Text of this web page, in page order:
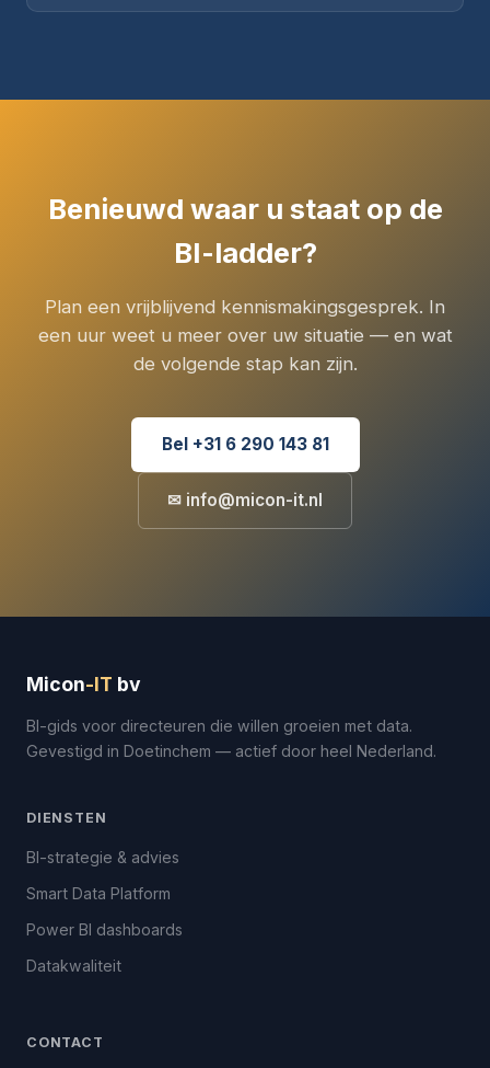
Benieuwd waar u staat op de
BI-ladder?
Plan een vrijblijvend kennismakingsgesprek. In
een uur weet u meer over uw situatie — en wat
de volgende stap kan zijn.
Bel +31 6 290 143 81
✉ info@micon-it.nl
Micon-IT bv
BI-gids voor directeuren die willen groeien met data.
Gevestigd in Doetinchem — actief door heel Nederland.
DIENSTEN
BI-strategie & advies
Smart Data Platform
Power BI dashboards
Datakwaliteit
CONTACT